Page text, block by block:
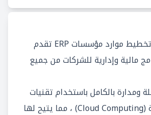
دفاتر هي منصة تخطيط موارد مؤسسات ERP تقدم
مالية وإدارية للشركات من جميع
ومدارة بالكامل باستخدام تقنيات
الحوسبة السحابية (Cloud Computing) ، مما يتيح لها